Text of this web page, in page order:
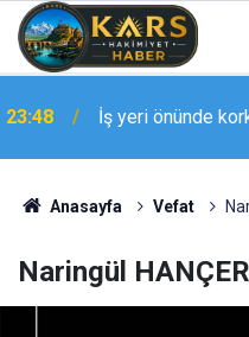
23:48 İş yeri önünde
23:43
Muş’ta 8 yıl 7 ay
yakalandı
Anasayfa Vefat
Naringül